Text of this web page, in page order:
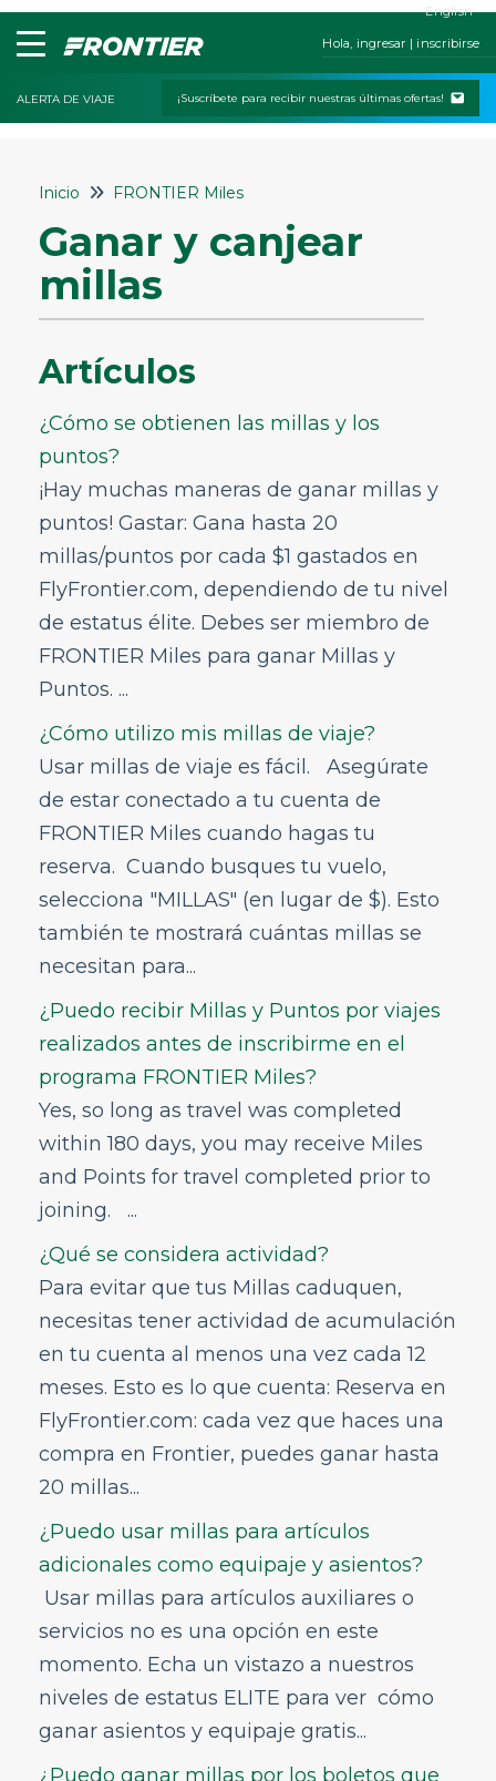
Hola, ingresar | inscribirse
ALERTA DE VIAJE ¡Suscríbete para recibir nuestras últimas ofertas!
Inicio
Contáctanos
Mis reservas
Check-In
Viajar con niños o mascotas
Servicios especiales
Equipaje y asientos
Estado del vuelo
Información del aeropuerto
Durante el vuelo
GoWild All-You-Can-Fly Pass
FRONTIER Miles
Viaje con acompañante
Gestionar tus FRONTIER Miles
Ganar y canjear millas
¿Cómo se obtienen las millas y los
puntos?
¿Cómo utilizo mis millas de viaje?
¿Puedo recibir Millas y Puntos por viajes
realizados antes de inscribirme en el
programa FRONTIER Miles?
¿Qué se considera actividad?
¿Puedo usar millas para artículos
¿Puedo ganar millas por los boletos que
compras para otros pasajeros?
¿Cómo agrego mi número de FRONTIER
¿Cómo obtengo crédito de FRONTIER
Miles de un viaje que ya hice?
¿Puedo comprar millas de viaje?
¿Puedo usar mis Travel Miles en
¿Cómo se obtienen las millas Frontier?
FRONTIER Airlines World Mastercard
Discount Den
Cupones
Programa de provisión voluntaria de servicios
de emergencia (VPESP)
¿Puedes ayudarme con las oportunidades de
Inicio FRONTIER Miles
Ganar y canjear
millas
Artículos
¿Cómo se obtienen las millas y los
puntos?
¡Hay muchas maneras de ganar millas y
puntos! Gastar: Gana hasta 20
millas/puntos por cada $1 gastados en
FlyFrontier.com, dependiendo de tu nivel
de estatus élite. Debes ser miembro de
FRONTIER Miles para ganar Millas y
Puntos. ...
¿Cómo utilizo mis millas de viaje?
Usar millas de viaje es fácil. Asegúrate
de estar conectado a tu cuenta de
FRONTIER Miles cuando hagas tu
reserva. Cuando busques tu vuelo,
selecciona "MILLAS" (en lugar de $). Esto
también te mostrará cuántas millas se
necesitan para...
¿Puedo recibir Millas y Puntos por viajes
realizados antes de inscribirme en el
programa FRONTIER Miles?
Yes, so long as travel was completed
within 180 days, you may receive Miles
and Points for travel completed prior to
joining. ...
¿Qué se considera actividad?
Para evitar que tus Millas caduquen,
necesitas tener actividad de acumulación
en tu cuenta al menos una vez cada 12
meses. Esto es lo que cuenta: Reserva en
FlyFrontier.com: cada vez que haces una
compra en Frontier, puedes ganar hasta
20 millas...
¿Puedo usar millas para artículos
adicionales como equipaje y asientos?
Usar millas para artículos auxiliares o
servicios no es una opción en este
momento. Echa un vistazo a nuestros
niveles de estatus ELITE para ver cómo
ganar asientos y equipaje gratis...
¿Puedo ganar millas por los boletos que
English